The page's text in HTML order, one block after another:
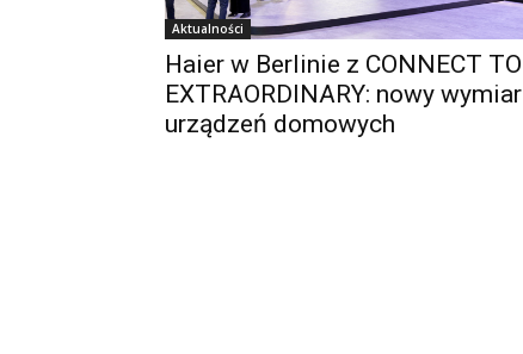
Aktualności
Haier w Berlinie z CONNECT TO
EXTRAORDINARY: nowy wymiar
urządzeń domowych